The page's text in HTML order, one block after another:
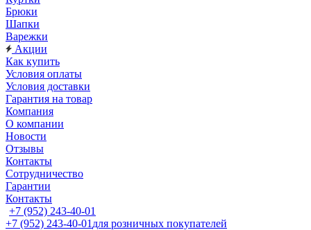
Брюки
Шапки
Варежки
Акции
Как купить
Условия оплаты
Условия доставки
Гарантия на товар
Компания
О компании
Новости
Отзывы
Контакты
Сотрудничество
Гарантии
Контакты
+7 (952) 243-40-01
+7 (952) 243-40-01 для розничных покупателей